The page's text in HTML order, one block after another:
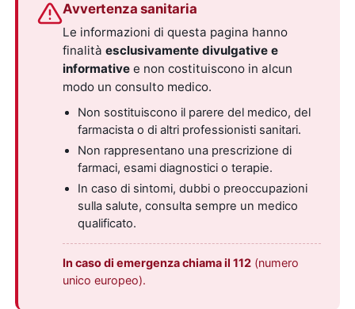
Avvertenza sanitaria
Le informazioni di questa pagina hanno
finalitàesclusivamente divulgative e
informative e non costituiscono in alcun
modo un consulto medico.
Non sostituiscono il parere del medico, del
farmacista o di altri professionisti sanitari.
Non rappresentano una prescrizione di
farmaci, esami diagnostici o terapie.
In caso di sintomi, dubbi o preoccupazioni
sulla salute, consulta sempre un medico
qualificato.
In caso di emergenza chiama il 112 (numero
unico europeo).